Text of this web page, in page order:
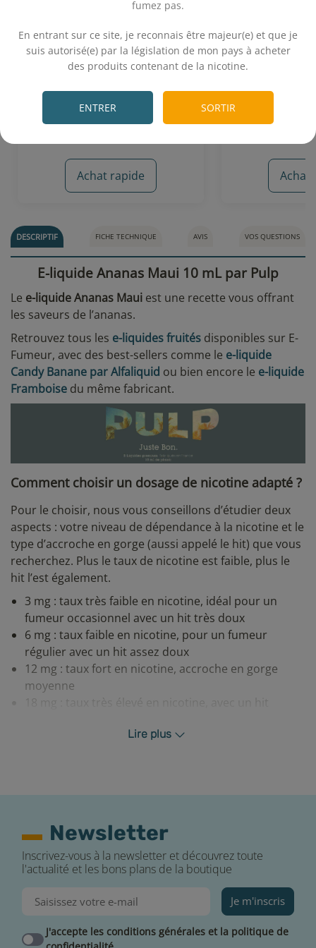
fumez pas.
En entrant sur ce site, je reconnais être majeur(e) et que je
suis autorisé(e) par la législation de mon pays à acheter
des produits contenant de la nicotine.
ENTRER SORTIR
Ananas 10 mL - Vincent (VDLV)
5,90€
13 avis
Achat rapide
Ananas
Le
Achat
DESCRIPTIF FICHE TECHNIQUE AVIS VOS QUESTIONS
E-liquide Ananas Maui 10 mL par Pulp
Le e-liquide Ananas Maui est une recette vous offrant
les saveurs de l’ananas.
Retrouvez tous les e-liquides fruités disponibles sur E-
Fumeur, avec des best-sellers comme le e-liquide
Candy Banane par Alfaliquid ou bien encore le e-liquide
Framboise du même fabricant.
Comment choisir un dosage de nicotine adapté ?
Pour le choisir, nous vous conseillons d’étudier deux
aspects : votre niveau de dépendance à la nicotine et le
type d’accroche en gorge (aussi appelé le hit) que vous
recherchez. Plus le taux de nicotine est faible, plus le
hit l’est également.
3 mg : taux très faible en nicotine, idéal pour un
fumeur occasionnel avec un hit très doux
6 mg : taux faible en nicotine, pour un fumeur
régulier avec un hit assez doux
12 mg : taux fort en nicotine, accroche en gorge
moyenne
18 mg : taux très élevé en nicotine, avec un hit
ces quelques règles de base :
Amorcez bien votre résistance lors de sa première
utilisation
Surveillez la DLUO pour que votre produit ne perde
pas en saveurs
Conservez-le dans un endroit sec et à l’abri de la
lumière
Lire plus
Newsletter
Inscrivez-vous à la newsletter et découvrez toute
l'actualité et les bons plans de la boutique
Je m'inscris
J'accepte les conditions générales et la politique de